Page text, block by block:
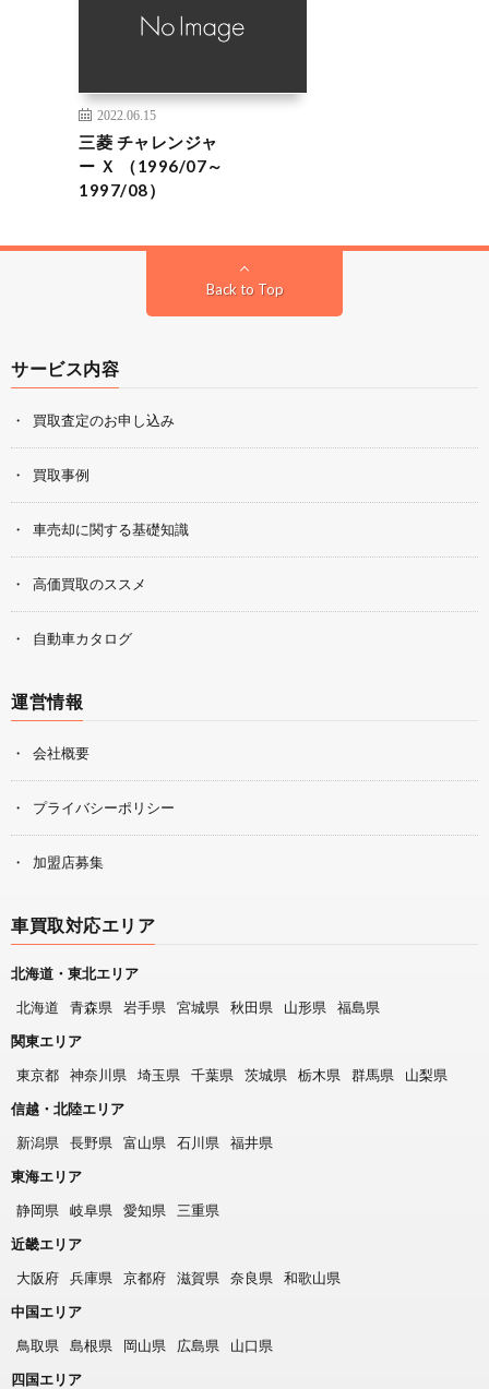
2022.06.15
三菱 チャレンジャ
ー Ｘ （1996/07～
1997/08）
Back to Top
サービス内容
買取査定のお申し込み
買取事例
車売却に関する基礎知識
高価買取のススメ
自動車カタログ
運営情報
会社概要
プライバシーポリシー
加盟店募集
車買取対応エリア
北海道・東北エリア
北海道
青森県 岩手県 宮城県 秋田県 山形県
福島県
関東エリア
東京都
神奈川県 埼玉県 千葉県 茨城県 栃木県 群馬県
山梨県
信越・北陸エリア
新潟県
長野県 富山県 石川県
福井県
東海エリア
静岡県
岐阜県 愛知県
三重県
近畿エリア
大阪府
兵庫県 京都府 滋賀県 奈良県
和歌山県
中国エリア
鳥取県
島根県 岡山県 広島県
山口県
四国エリア